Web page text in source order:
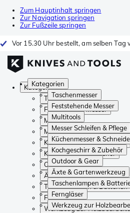
Zum Hauptinhalt springen
Zur Navigation springen
Zur Fußzeile springen
Vor 15.30 Uhr bestellt, am selben Tag
Kategorien
Taschenmesser
Feststehende Messer
Multitools
Messer Schleifen & Pflege
Küchenmesser &
Kochgeschirr & Zubehör
Outdoor & Gear
Äxte & Gartenwerkzeug
Taschenlampen &
Ferngläser
Werkzeug zur
Kategorien
Taschenmesser
Feststehende Messer
Multitools
Messer Schleifen & Pflege
Küchenmesser & Schneiden
Kochgeschirr & Zubehör
Outdoor & Gear
Äxte & Gartenwerkzeug
Taschenlampen & Batterien
Ferngläser
Werkzeug zur